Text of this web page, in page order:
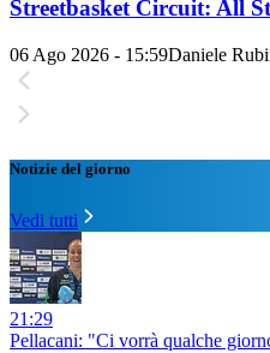
Streetbasket Circuit: All
06 Ago 2026 - 15:59Daniele
Notizie del giorno
Vedi tutti
21:29
Pellacani: "Ci vorrà qualche